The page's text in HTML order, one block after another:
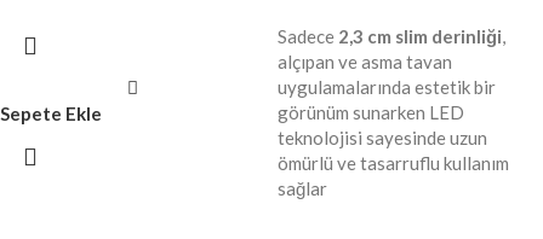
Sepete Ekle
Sadece 2,3 cm slim derinliği,
alçıpan ve asma tavan
uygulamalarında estetik bir
görünüm sunarken LED
teknolojisi sayesinde uzun
ömürlü ve tasarruflu kullanım
sağlar